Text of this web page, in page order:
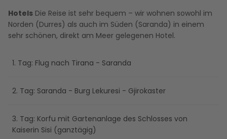
Hotels Die Reise ist sehr bequem – wir wohnen sowohl im
Norden (Durres) als auch im Süden (Saranda) in einem
sehr schönen, direkt am Meer gelegenen Hotel.
1. Tag: Flug nach Tirana - Saranda
2. Tag: Saranda - Burg Lekuresi - Gjirokaster
3. Tag: Korfu mit Gartenanlage des Schlosses von
Kaiserin Sisi (ganztägig)